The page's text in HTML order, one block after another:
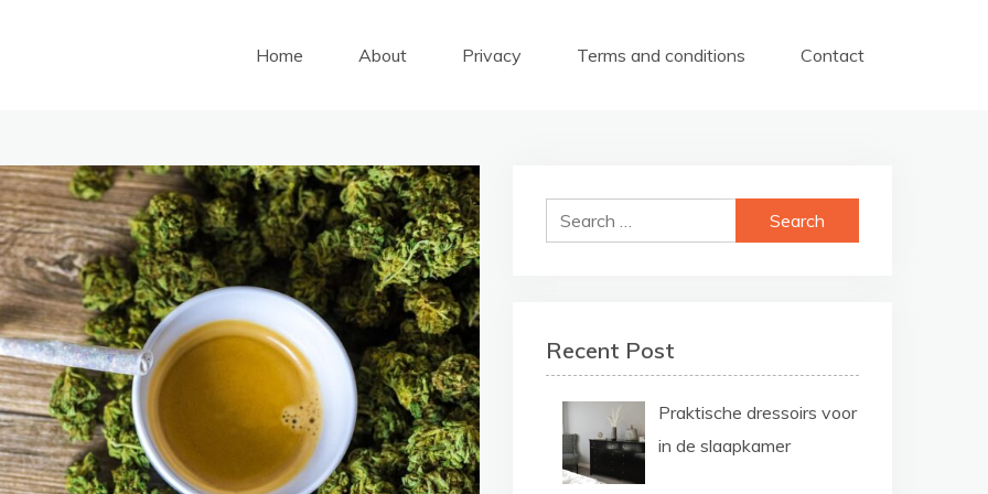
Home About Privacy Terms and conditions Contact
Search
for:
Recent Post
Praktische dressoirs voor
in de slaapkamer